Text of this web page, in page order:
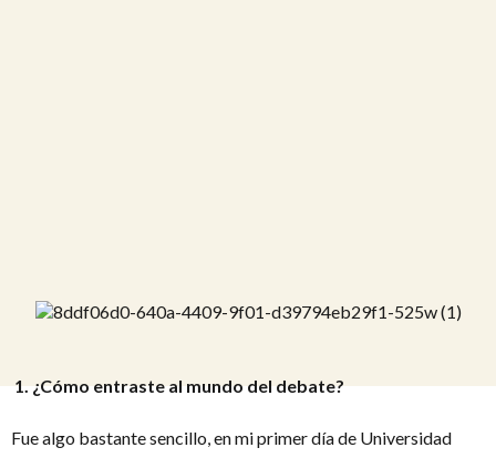
1. ¿Cómo entraste al mundo del debate?
Fue algo bastante sencillo, en mi primer día de Universidad